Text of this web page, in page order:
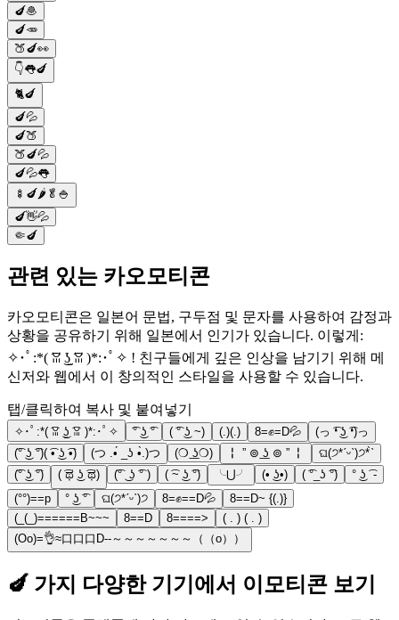
🍆🧆
🍆🥕
🍑🍆👀
👇👅🍆
🐈🍆
🍆💦
🍆🍑
🍑🍆💦
🍆💦👅
🍢🍆🌶️🥬🍚
🍆👋💦
🤏🍆
관련 있는 카오모티콘
카오모티콘은 일본어 문법, 구두점 및 문자를 사용하여 감정과
상황을 공유하기 위해 일본에서 인기가 있습니다. 이렇게:
✧･ﾟ:*( ͡ꈍ ͜ʖ̫ ͡ꈍ )*:･ﾟ✧ ! 친구들에게 깊은 인상을 남기기 위해 메
신저와 웹에서 이 창의적인 스타일을 사용할 수 있습니다.
탭/클릭하여 복사 및 붙여넣기
✧･ﾟ:*( ͡ꈍ ͜ʖ̫ ͡ꈍ )*:･ﾟ✧ ͡° ͜ʖ ͡° ( ͡° ͜ʖ ~) (.)(.) 8=✊=D💦
(っ ͡❛ ͜ʖ ͡❛)っ
(͡° ͜ʖ ͡°)( ͡• ͜ʖ ͡•)
(つ .•́ _ʖ •̀.)つ (❍ ͟ʖ❍) ╏ ” ⊚ ͟ʖ ⊚ ” ╏
ଘ(੭*ˊᵕˋ)੭* ̀ˋ
(͡° ͜ʖ ͡°)
( ͡ಥ ͜ʖ ͡ಥ) (͡° ͜ ʖ ͡° ) ( ͡~ ͜ʖ ͡°) ╰⋃╯ (• ͜ʖ•) ( ͡°_ʖ ͡°)
° ͜ʖ ͡ -
(°°)==p
° ͜ʖ ͡° ଘ(੭*ˊᵕˋ)੭ 8=✊==D💦
8==D~ {(.)}
(_(_)======B~~~
8==D 8====>
( . ) ( . )
(Oo)=👌≈口口口D--～～～～～～～（（o））
🍆 가지 다양한 기기에서 이모티콘 보기